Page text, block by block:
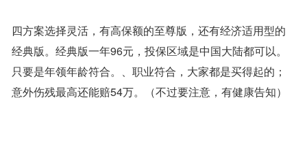
四方案选择灵活，有高保额的至尊版，还有经济适用型的
经典版。经典版一年96元，投保区域是中国大陆都可以。
只要是年领年龄符合。、职业符合，大家都是买得起的；
意外伤残最高还能赔54万。（不过要注意，有健康告知）